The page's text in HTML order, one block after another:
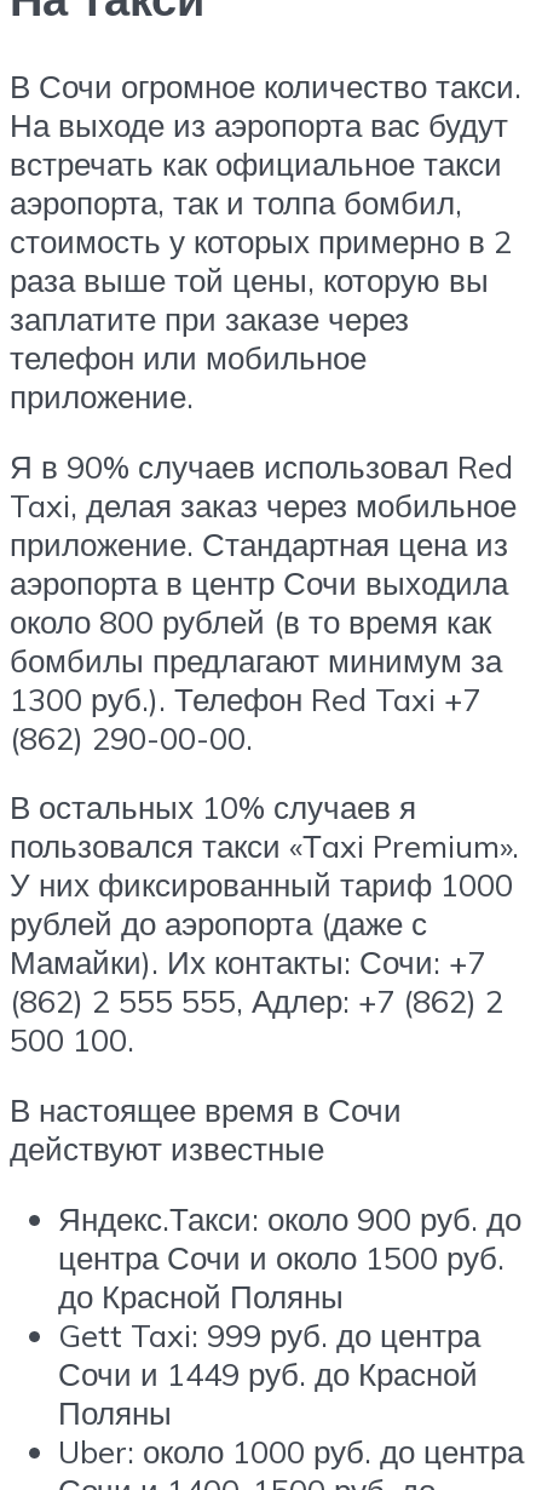
В Сочи огромное количество такси.
На выходе из аэропорта вас будут
встречать как официальное такси
аэропорта, так и толпа бомбил,
стоимость у которых примерно в 2
раза выше той цены, которую вы
заплатите при заказе через
телефон или мобильное
приложение.
Я в 90% случаев использовал Red
Taxi, делая заказ через мобильное
приложение. Стандартная цена из
аэропорта в центр Сочи выходила
около 800 рублей (в то время как
бомбилы предлагают минимум за
1300 руб.). Телефон Red Taxi +7
(862) 290-00-00.
В остальных 10% случаев я
пользовался такси «Тaxi Premium».
У них фиксированный тариф 1000
рублей до аэропорта (даже с
Мамайки). Их контакты: Сочи: +7
(862) 2 555 555, Адлер: +7 (862) 2
500 100.
В настоящее время в Сочи
действуют известные
Яндекс.Такси: около 900 руб. до
центра Сочи и около 1500 руб.
до Красной Поляны
Gett Taxi: 999 руб. до центра
Сочи и 1449 руб. до Красной
Поляны
Uber: около 1000 руб. до центра